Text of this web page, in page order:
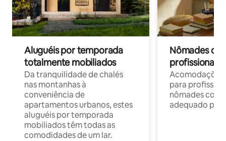
Aluguéis por temporada
totalmente mobiliados
Da tranquilidade de chalés
nas montanhas à
conveniência de
apartamentos urbanos, estes
aluguéis por temporada
mobiliados têm todas as
comodidades de um lar.
Nômades
profissionais
para
nômades com
adequado